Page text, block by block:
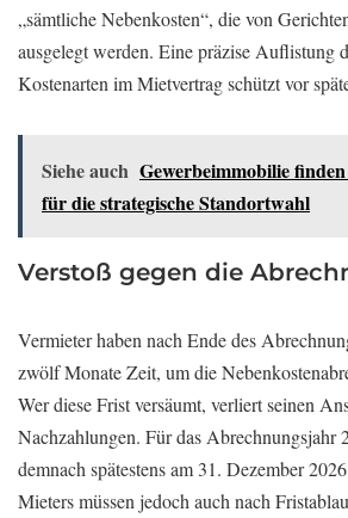
„sämtliche Nebenkosten“, die von
ausgelegt werden. Eine präzise Auflistung
Kostenarten im Mietvertrag schützt vor
Siehe auch Gewerbeimmobilie
für die strategische Standortwahl
Verstoß gegen die
Vermieter haben nach Ende des
zwölf Monate Zeit, um die
Wer diese Frist versäumt, verliert seinen
Nachzahlungen. Für das Abrechnungsjahr
demnach spätestens am 31. Dezember
Mieters müssen jedoch auch nach